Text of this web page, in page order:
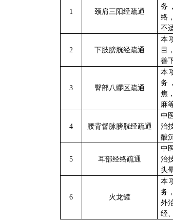
1 颈肩三阳经疏通
务
络
不
2 下肢膀胱经疏通
本
目
善
3 臀部八髎区疏通
本
务
焦
麻
4 腰背督脉膀胱经疏通
中
治
酸
5 耳部经络疏通
中
治
头
6 火龙罐
本
务
外
经